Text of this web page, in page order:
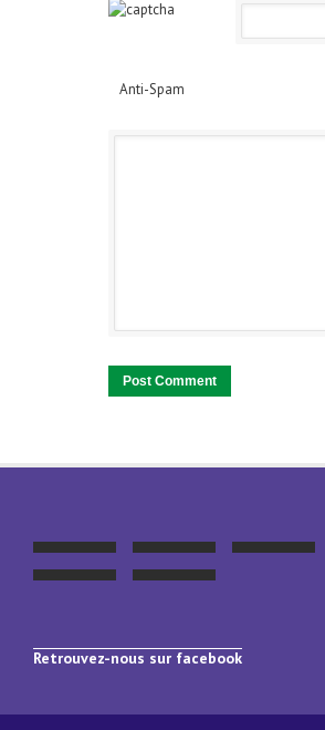
Anti-Spam
Retrouvez-nous sur facebook